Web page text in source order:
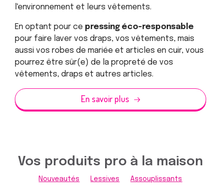
l'environnement et leurs vêtements.
En optant pour ce pressing éco-responsable
pour faire laver vos draps, vos vêtements, mais
aussi vos robes de mariée et articles en cuir, vous
pourrez être sûr(e) de la propreté de vos
vêtements, draps et autres articles.
En savoir plus
Vos produits pro à la maison
Nouveautés Lessives Assouplissants